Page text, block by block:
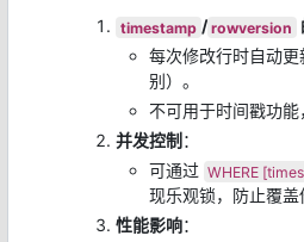
timestamp / rowversion
每次修改行时自动
别）。
不可用于时间戳功能
并发控制 ：
可通过 WHERE
现乐观锁，防止覆盖
性能影响：